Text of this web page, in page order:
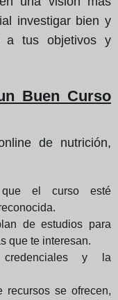
investigar bien y
a tus objetivos y
Buen Curso
de nutrición,
el curso esté
de estudios para
que te interesan.
y la
recursos se ofrecen,